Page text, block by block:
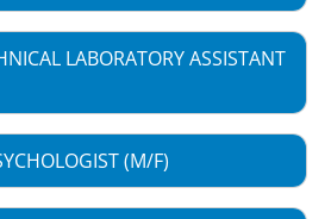
LABORATORY ASSISTANT
(M/F)